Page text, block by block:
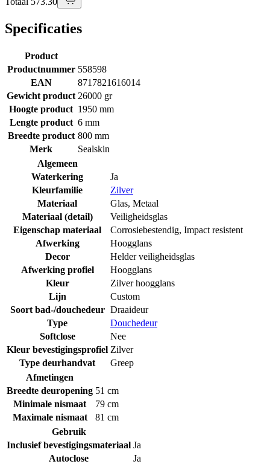
Specificaties
Product
Productnummer 558598
EAN
8717821616014
Gewicht product 26000 gr
Hoogte product 1950 mm
Lengte product 6 mm
Breedte product 800 mm
Merk
Sealskin
Algemeen
Waterkering
Ja
Kleurfamilie
Zilver
Materiaal
Glas, Metaal
Materiaal (detail)
Veiligheidsglas
Eigenschap materiaal
Corrosiebestendig, Impact resistent
Afwerking
Hoogglans
Decor
Helder veiligheidsglas
Afwerking profiel
Hoogglans
Kleur
Zilver hoogglans
Lijn
Custom
Soort bad-/douchedeur Draaideur
Type
Douchedeur
Softclose
Nee
Kleur bevestigingsprofiel Zilver
Type deurhandvat
Greep
Afmetingen
Breedte deuropening 51 cm
Minimale nismaat
79 cm
Maximale nismaat
81 cm
Gebruik
Inclusief bevestigingsmateriaal Ja
Autoclose
Ja